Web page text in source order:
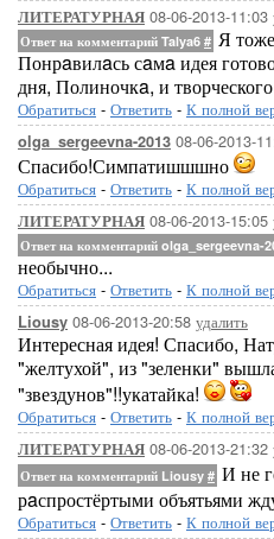
ЛИТЕРАТУРНАЯ 08-06-2013-11:03
Ответ на комментарий Talya6 # Я
Понрaвилaсь сaмa идея
дня, Полиночкa, и
Обратиться - Ответить - К полной
olga_sergeevna-2013 08-06-2013-
Спасибо!Симпатишшшно
Обратиться - Ответить - К полной
ЛИТЕРАТУРНАЯ 08-06-2013-15:05
Ответ на комментарий olga_sergeevna-
необычно...
Обратиться - Ответить - К полной
Liousy 08-06-2013-20:58 удалить
Интересная идея! Спасибо,
"желтухой", из "зеленки"
"звездунов"!!укатайка!
Обратиться - Ответить - К полной
ЛИТЕРАТУРНАЯ 08-06-2013-21:32
Ответ на комментарий Liousy # И не
рaспростёртыми объятьями
Обратиться - Ответить - К полной